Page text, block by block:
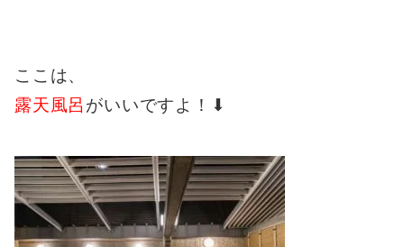
ここは、
露天風呂 がいいですよ！⬇︎